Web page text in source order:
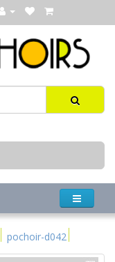
pochoir-d042